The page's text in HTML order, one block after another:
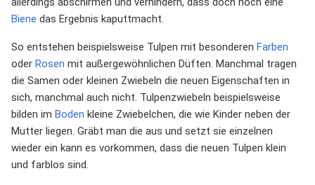
Biene das Ergebnis kaputtmacht.
So entstehen beispielsweise Tulpen mit besonderen Farben
oder Rosen mit außergewöhnlichen Düften. Manchmal tragen
die Samen oder kleinen Zwiebeln die neuen Eigenschaften in
sich, manchmal auch nicht. Tulpenzwiebeln beispielsweise
bilden im Boden kleine Zwiebelchen, die wie Kinder neben der
Mutter liegen. Gräbt man die aus und setzt sie einzelnen
wieder ein kann es vorkommen, dass die neuen Tulpen klein
und farblos sind.